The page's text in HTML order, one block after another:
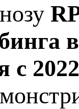
в
с 2022